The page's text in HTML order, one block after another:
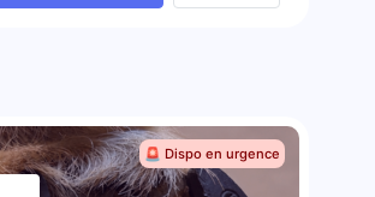
🚨 Dispo en urgence